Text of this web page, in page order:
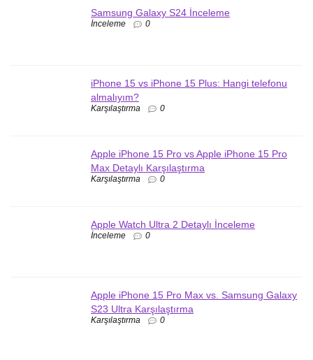
Samsung Galaxy S24 İnceleme
İnceleme 0
iPhone 15 vs iPhone 15 Plus: Hangi telefonu
almalıyım?
Karşılaştırma 0
Apple iPhone 15 Pro vs Apple iPhone 15 Pro
Max Detaylı Karşılaştırma
Karşılaştırma 0
Apple Watch Ultra 2 Detaylı İnceleme
İnceleme 0
Apple iPhone 15 Pro Max vs. Samsung Galaxy
S23 Ultra Karşılaştırma
Karşılaştırma 0